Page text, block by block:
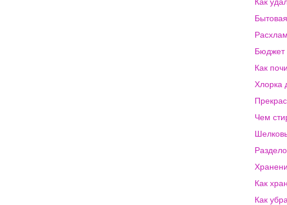
Бюджет
Как
Хлорка
Чем
Как
Как